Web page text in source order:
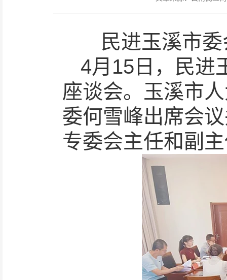
民进玉溪市
4月15日，民进
座谈会。玉溪市
委何雪峰出席会
专委会主任和副